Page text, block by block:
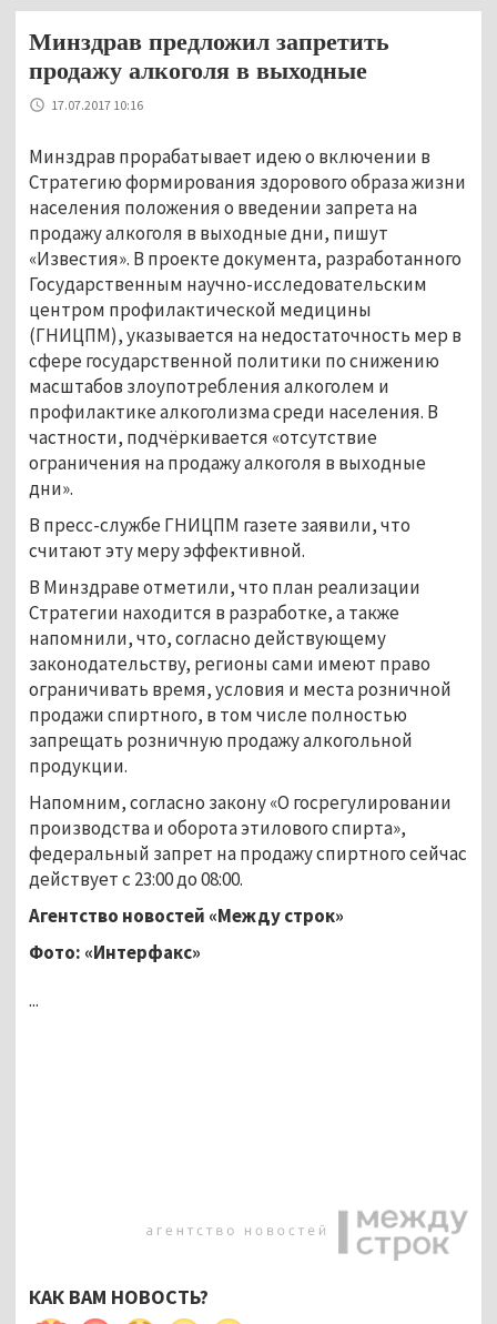
Минздрав предложил запретить
продажу алкоголя в выходные
17.07.2017 10:16
Минздрав прорабатывает идею о включении в
Стратегию формирования здорового образа жизни
населения положения о введении запрета на
продажу алкоголя в выходные дни, пишут
«Известия». В проекте документа, разработанного
Государственным научно-исследовательским
центром профилактической медицины
(ГНИЦПМ), указывается на недостаточность мер в
сфере государственной политики по снижению
масштабов злоупотребления алкоголем и
профилактике алкоголизма среди населения. В
частности, подчёркивается «отсутствие
ограничения на продажу алкоголя в выходные
дни».
В пресс-службе ГНИЦПМ газете заявили, что
считают эту меру эффективной.
В Минздраве отметили, что план реализации
Стратегии находится в разработке, а также
напомнили, что, согласно действующему
законодательству, регионы сами имеют право
ограничивать время, условия и места розничной
продажи спиртного, в том числе полностью
запрещать розничную продажу алкогольной
продукции.
Напомним, согласно закону «О госрегулировании
производства и оборота этилового спирта»,
федеральный запрет на продажу спиртного сейчас
действует с 23:00 до 08:00.
Агентство новостей «Между строк»
Фото: «Интерфакс»
...
КАК ВАМ НОВОСТЬ?